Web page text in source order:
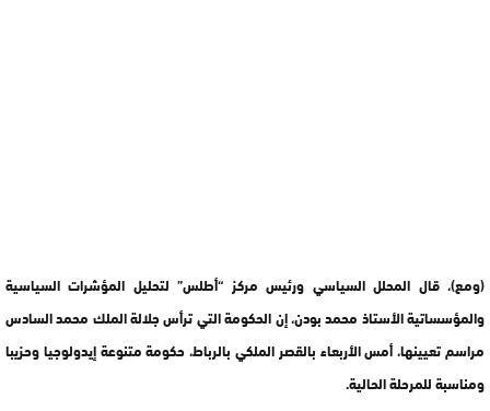
(ومع)، قال المحلل السياسي ورئيس مركز “أطلس” لتحليل المؤشرات السياسية
والمؤسساتية الأستاذ محمد بودن، إن الحكومة التي ترأس جلالة الملك محمد السادس
مراسم تعيينها، أمس الأربعاء بالقصر الملكي بالرباط، حكومة متنوعة إيدولوجيا وحزيبا
ومناسبة للمرحلة الحالية.